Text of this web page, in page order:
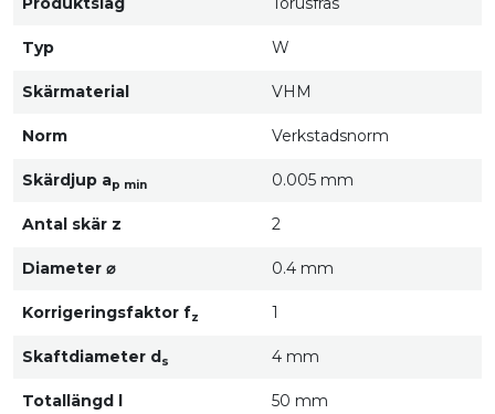
Typ W
Skärmaterial VHM
Norm Verkstadsnorm
Skärdjup ap min 0.005 mm
Antal skär z 2
Diameter ⌀ 0.4 mm
Korrigeringsfaktor fz 1
Skaftdiameter d s 4 mm
Totallängd l 50 mm